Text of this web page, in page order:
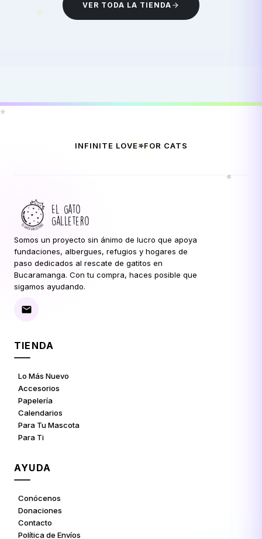
⭐
VER TODA LA TIENDA
⭐
⭐
INFINITE LOVE⭐FOR CATS
El Gato
Galletero
Somos un proyecto sin ánimo de lucro que apoya
fundaciones, albergues, refugios y hogares de
paso dedicados al rescate de gatitos en
Bucaramanga. Con tu compra, haces posible que
sigamos ayudando.
TIENDA
Lo Más Nuevo
Accesorios
Papelería
Calendarios
Para Tu Mascota
Para Ti
AYUDA
Conócenos
Donaciones
Contacto
Política de Envíos